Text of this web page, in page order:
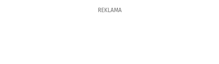
REKLAMA